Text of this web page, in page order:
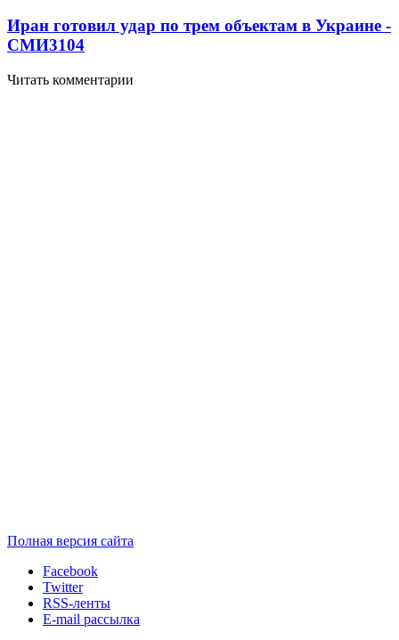
Иран готовил удар по трем объектам в Украине -
СМИ3104
Читать комментарии
Полная версия сайта
Facebook
Twitter
RSS-ленты
E-mail рассылка